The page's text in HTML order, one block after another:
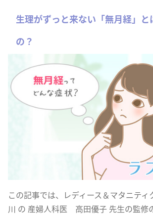
生理がずっと来ない「無月経」と
の？
この記事では、レディース＆マタニティ
川 の 産婦人科医 高田優子 先生の監修